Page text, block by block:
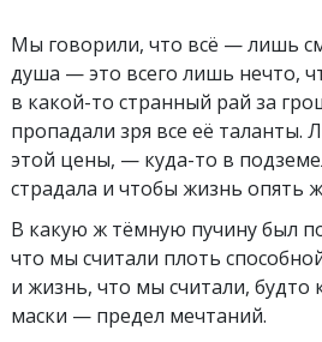
Мы говорили, что всё — лишь
душа — это всего лишь нечто,
в какой-то странный рай за
пропадали зря все её таланты.
этой цены, — куда-то в
страдала и чтобы жизнь опять
В какую ж тёмную пучину был
что мы считали плоть
и жизнь, что мы считали, будто
маски — предел мечтаний.